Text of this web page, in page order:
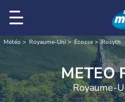
Météo Royaume-Uni Écosse Rosyth
Royaume-